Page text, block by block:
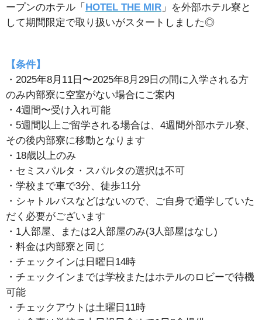
ープンのホテル「HOTEL THE MIR 」を外部ホテル寮と
して期間限定で取り扱いがスタートしました◎
【条件】
・2025年8月11日〜2025年8月29日の間に入学される方
のみ内部寮に空室がない場合にご案内
・4週間〜受け入れ可能
・5週間以上ご留学される場合は、4週間外部ホテル寮、
その後内部寮に移動となります
・18歳以上のみ
・セミスパルタ・スパルタの選択は不可
・学校まで車で3分、徒歩11分
・シャトルバスなどはないので、ご自身で通学していた
だく必要がございます
・1人部屋、または2人部屋のみ(3人部屋はなし)
・料金は内部寮と同じ
・チェックインは日曜日14時
・チェックインまでは学校またはホテルのロビーで待機
可能
・チェックアウトは土曜日11時